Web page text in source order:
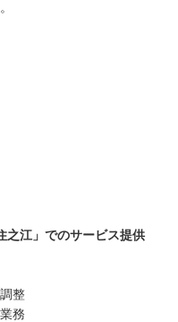
之江」でのサービス提供
整
務